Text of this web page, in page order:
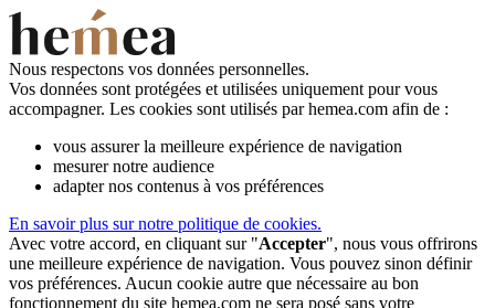
Nous respectons vos données personnelles.
Vos données sont protégées et utilisées uniquement pour vous
accompagner. Les cookies sont utilisés par hemea.com afin de :
vous assurer la meilleure expérience de navigation
mesurer notre audience
adapter nos contenus à vos préférences
En savoir plus sur notre politique de cookies.
Avec votre accord, en cliquant sur "Accepter", nous vous offrirons
une meilleure expérience de navigation. Vous pouvez sinon définir
vos préférences. Aucun cookie autre que nécessaire au bon
fonctionnement du site hemea.com ne sera posé sans votre